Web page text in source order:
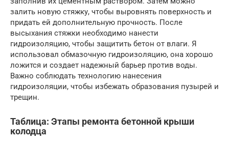
залить новую стяжку, чтобы выровнять поверхность и
придать ей дополнительную прочность. После
высыхания стяжки необходимо нанести
гидроизоляцию, чтобы защитить бетон от влаги. Я
использовал обмазочную гидроизоляцию, она хорошо
ложится и создает надежный барьер против воды.
Важно соблюдать технологию нанесения
гидроизоляции, чтобы избежать образования пузырей и
трещин.
Таблица: Этапы ремонта бетонной крыши
колодца